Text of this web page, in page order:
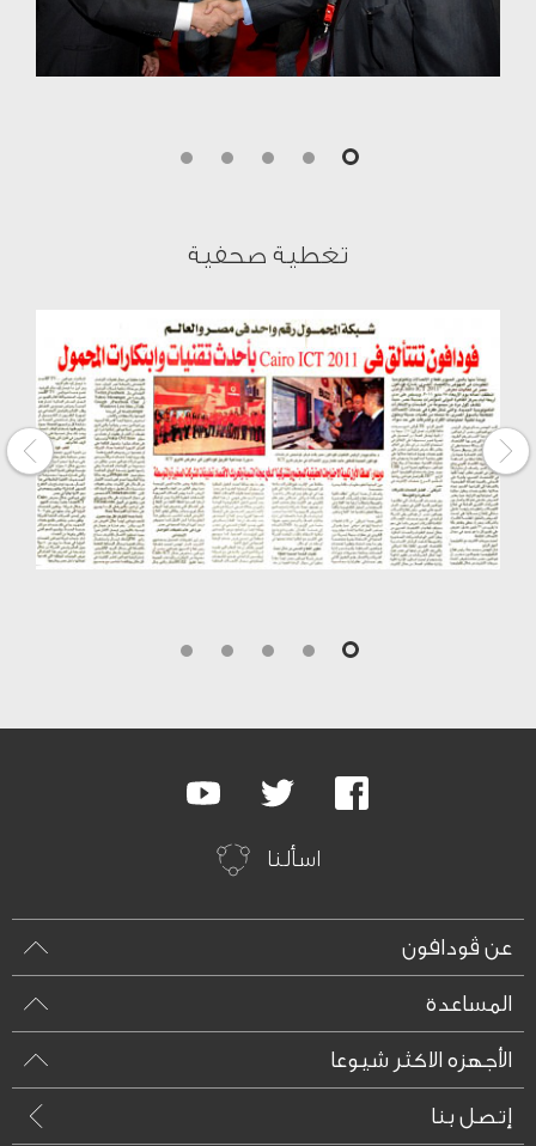
0
1
2
3
4
تغطية صحفية
Previous
page
Next
page
0
1
2
3
4
Facebook
Twitter
Youtube
اسألنا
عن ڤودافون
المساعدة
الأجهزه الاكثر شيوعا
إتصل بنا